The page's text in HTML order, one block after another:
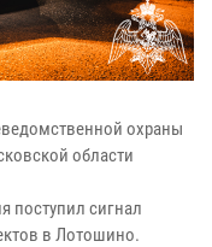
охраны
области
поступил сигнал
в Лотошино.